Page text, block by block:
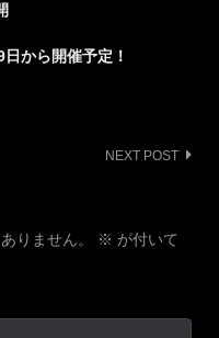
から開催予定！
NEXT POST
りません。 ※ が付いて